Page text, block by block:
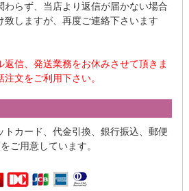
わらず、当店より返信が届かない場合
致しますが、再度ご連絡下さいます
返信、発送業務をお休みさせて頂きま
文をご利用下さい。
トカード、代金引換、銀行振込、郵便
ご用意しています。